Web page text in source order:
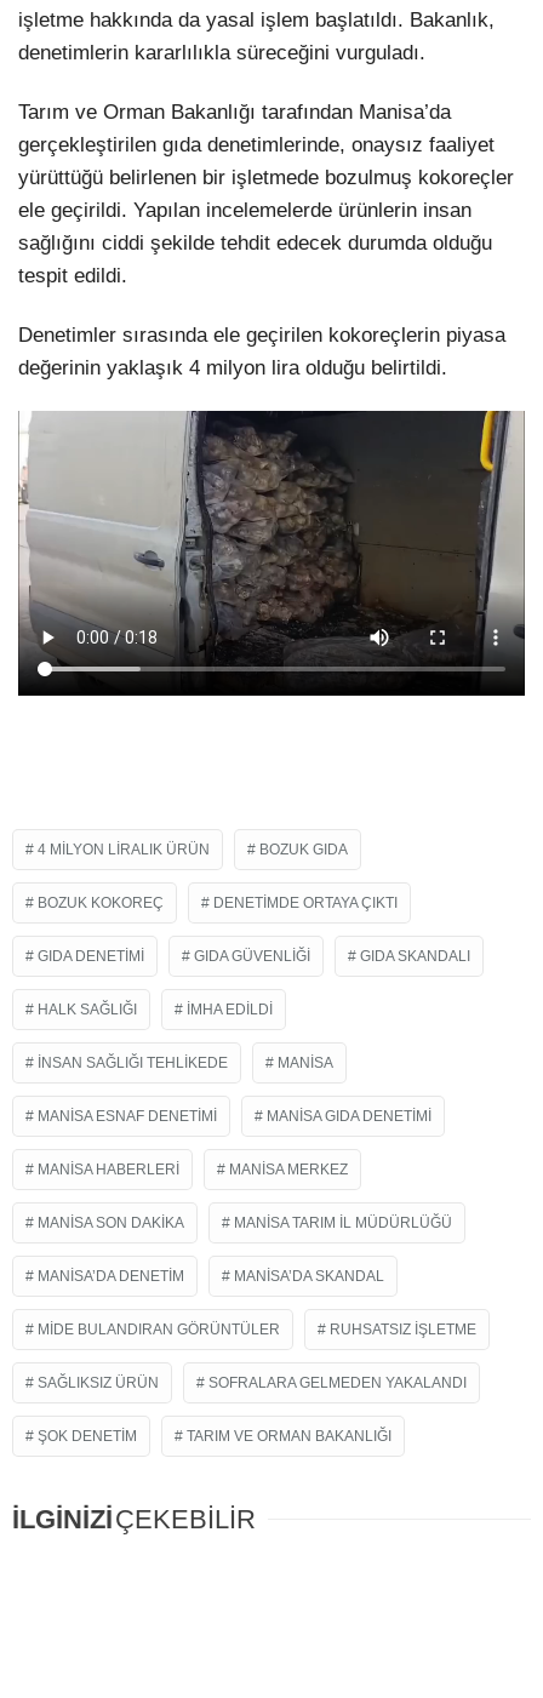
işletme hakkında da yasal işlem başlatıldı. Bakanlık,
denetimlerin kararlılıkla süreceğini vurguladı.
Tarım ve Orman Bakanlığı tarafından Manisa’da
gerçekleştirilen gıda denetimlerinde, onaysız faaliyet
yürüttüğü belirlenen bir işletmede bozulmuş kokoreçler
ele geçirildi. Yapılan incelemelerde ürünlerin insan
sağlığını ciddi şekilde tehdit edecek durumda olduğu
tespit edildi.
Denetimler sırasında ele geçirilen kokoreçlerin piyasa
değerinin yaklaşık 4 milyon lira olduğu belirtildi.
4 MILYON LIRALIK ÜRÜN BOZUK GIDA
BOZUK KOKOREÇ DENETIMDE ORTAYA ÇIKTI
GIDA DENETIMI GIDA GÜVENLIĞI GIDA SKANDALI
HALK SAĞLIĞI İMHA EDILDI
İNSAN SAĞLIĞI TEHLIKEDE MANISA
MANISA ESNAF DENETIMI MANISA GIDA DENETIMI
MANISA HABERLERI MANISA MERKEZ
MANISA SON DAKIKA MANISA TARIM İL MÜDÜRLÜĞÜ
MANISA’DA DENETIM MANISA’DA SKANDAL
MIDE BULANDIRAN GÖRÜNTÜLER RUHSATSIZ İŞLETME
SAĞLIKSIZ ÜRÜN SOFRALARA GELMEDEN YAKALANDI
ŞOK DENETIM TARIM VE ORMAN BAKANLIĞI
İLGİNİZİÇEKEBİLİR